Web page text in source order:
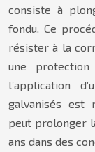
consiste à
fondu. Ce
résister à la
une
l’application
galvanisés est
peut prolonger
ans dans des